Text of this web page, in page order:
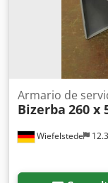
Modelo: VSI FT
más información,
llamarnos.
Wiefelstede
Armario de
Bizerba 260 x